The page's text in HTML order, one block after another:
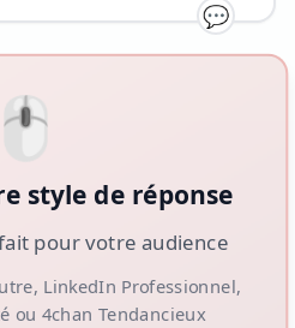
💬
🖱️
style de réponse
pour votre audience
LinkedIn Professionnel,
ou 4chan Tendancieux